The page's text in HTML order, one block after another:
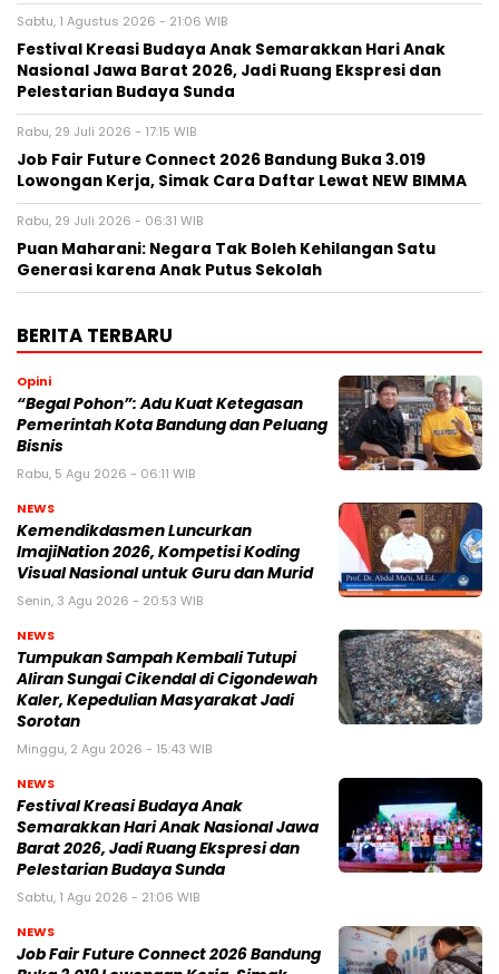
Sabtu, 1 Agustus 2026 - 21:06 WIB
Festival Kreasi Budaya Anak Semarakkan Hari Anak
Nasional Jawa Barat 2026, Jadi Ruang Ekspresi dan
Pelestarian Budaya Sunda
Rabu, 29 Juli 2026 - 17:15 WIB
Job Fair Future Connect 2026 Bandung Buka 3.019
Lowongan Kerja, Simak Cara Daftar Lewat NEW BIMMA
Rabu, 29 Juli 2026 - 06:31 WIB
Puan Maharani: Negara Tak Boleh Kehilangan Satu
Generasi karena Anak Putus Sekolah
BERITA TERBARU
Opini
“Begal Pohon”: Adu Kuat Ketegasan
Pemerintah Kota Bandung dan Peluang
Bisnis
Rabu, 5 Agu 2026 - 06:11 WIB
NEWS
Kemendikdasmen Luncurkan
ImajiNation 2026, Kompetisi Koding
Visual Nasional untuk Guru dan Murid
Senin, 3 Agu 2026 - 20:53 WIB
NEWS
Tumpukan Sampah Kembali Tutupi
Aliran Sungai Cikendal di Cigondewah
Kaler, Kepedulian Masyarakat Jadi
Sorotan
Minggu, 2 Agu 2026 - 15:43 WIB
NEWS
Festival Kreasi Budaya Anak
Semarakkan Hari Anak Nasional Jawa
Barat 2026, Jadi Ruang Ekspresi dan
Pelestarian Budaya Sunda
Sabtu, 1 Agu 2026 - 21:06 WIB
NEWS
Job Fair Future Connect 2026 Bandung